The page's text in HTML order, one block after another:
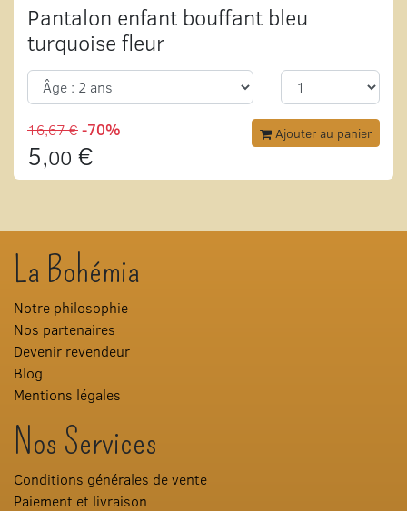
Pantalon enfant bouffant bleu
turquoise fleur
16,67 €-70%
5,00 €
Ajouter au panier
La Bohémia
Notre philosophie
Nos partenaires
Devenir revendeur
Blog
Mentions légales
Nos Services
Conditions générales de vente
Paiement et livraison